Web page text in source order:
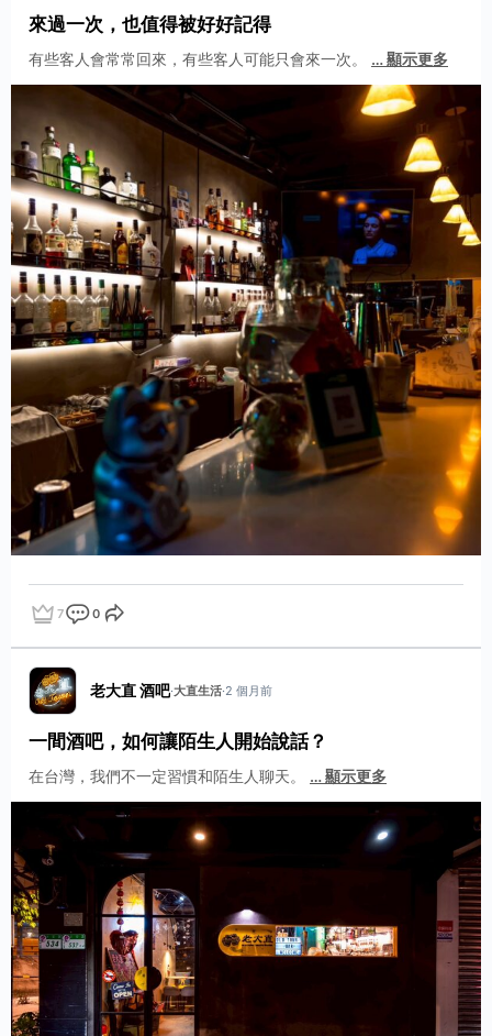
來過一次，也值得被好好記得
有些客人會常常回來，有些客人可能只會來一次。 …顯示更多
點讚 7評論 0分享
老大直 酒吧·大直生活·2 個月前
一間酒吧，如何讓陌生人開始說話？
在台灣，我們不一定習慣和陌生人聊天。 …顯示更多